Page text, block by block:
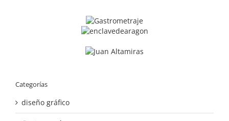
Categorías
diseño gráfico